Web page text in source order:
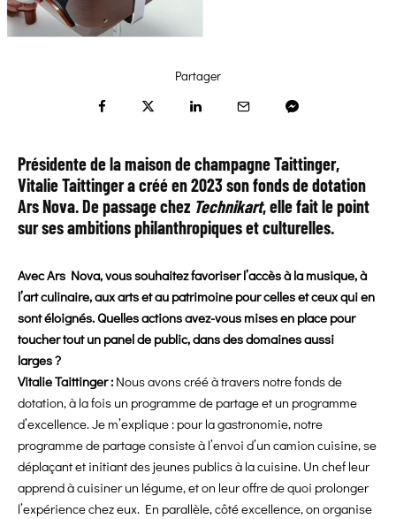
Partager
Présidente de la maison de champagne Taittinger,
Vitalie Taittinger a créé en 2023 son fonds de dotation
Ars Nova. De passage chez Technikart, elle fait le point
sur ses ambitions philanthropiques et culturelles.
Avec Ars Nova, vous souhaitez favoriser l’accès à la musique, à
l’art culinaire, aux arts et au patrimoine pour celles et ceux qui en
sont éloignés. Quelles actions avez-vous mises en place pour
toucher tout un panel de public, dans des domaines aussi
larges ?
Vitalie Taittinger : Nous avons créé à travers notre fonds de
dotation, à la fois un programme de partage et un programme
d’excellence. Je m’explique : pour la gastronomie, notre
programme de partage consiste à l’envoi d’un camion cuisine, se
déplaçant et initiant des jeunes publics à la cuisine. Un chef leur
apprend à cuisiner un légume, et on leur offre de quoi prolonger
l’expérience chez eux. En parallèle, côté excellence, on organise